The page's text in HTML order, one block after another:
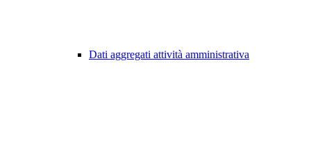
Dati aggregati attività amministrativa